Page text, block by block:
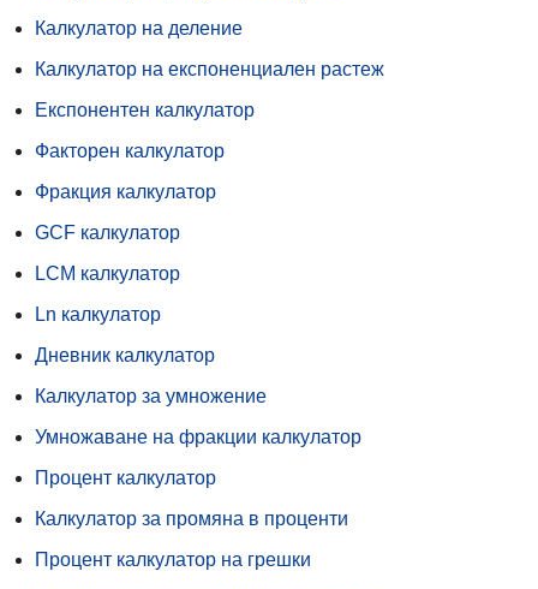
Калкулатор на деление
Калкулатор на експоненциален растеж
Експонентен калкулатор
Факторен калкулатор
Фракция калкулатор
GCF калкулатор
LCM калкулатор
Ln калкулатор
Дневник калкулатор
Калкулатор за умножение
Умножаване на фракции калкулатор
Процент калкулатор
Калкулатор за промяна в проценти
Процент калкулатор на грешки